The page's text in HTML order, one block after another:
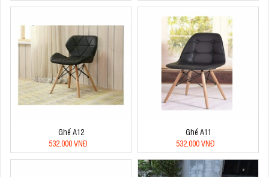
Ghế A12
532.000 VNĐ
Ghế A11
532.000 VNĐ